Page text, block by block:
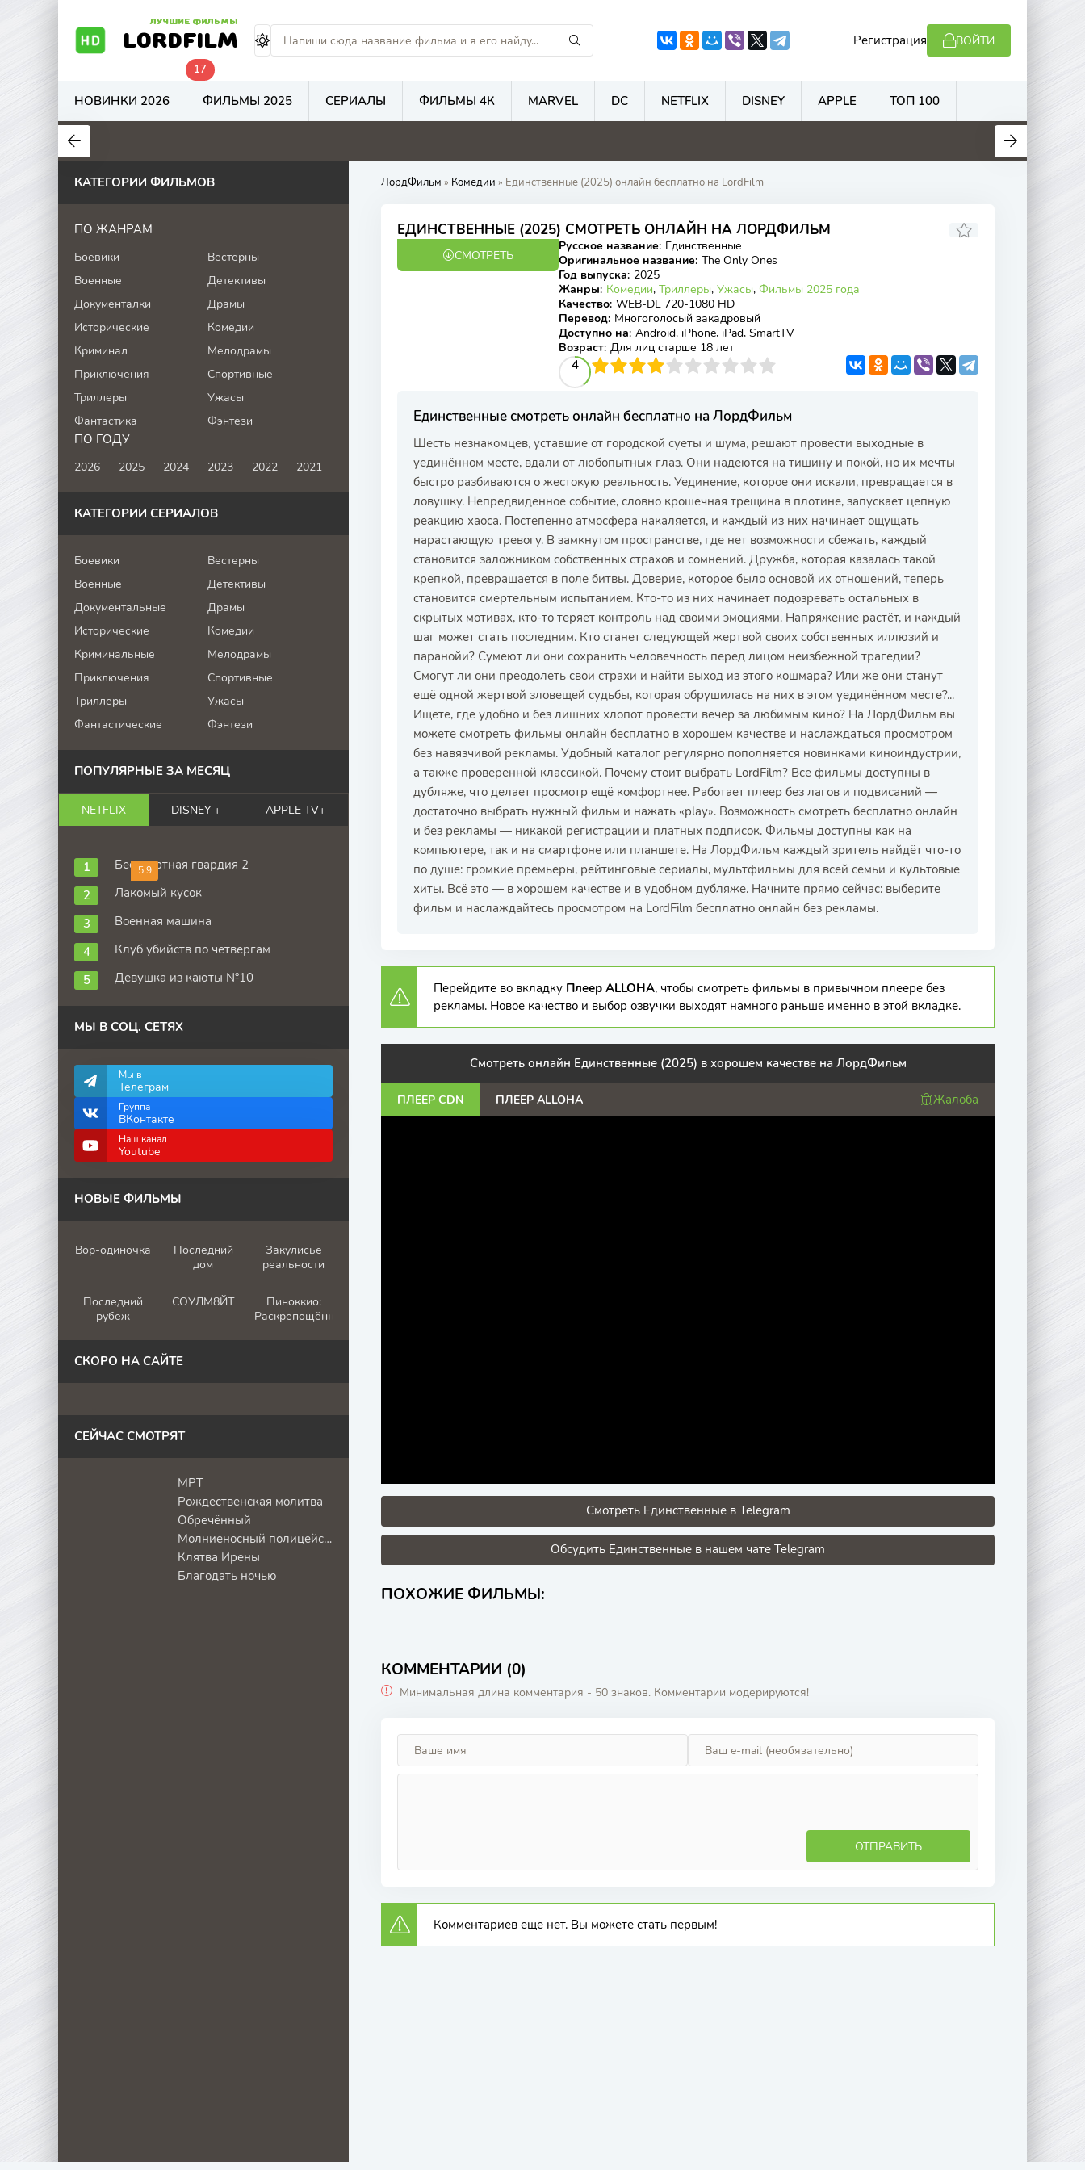
LORDFILM
ЛУЧШИЕ ФИЛЬМЫ
Регистрация ВОЙТИ
НОВИНКИ 2026
17
ФИЛЬМЫ 2025 СЕРИАЛЫ ФИЛЬМЫ 4К MARVEL DC NETFLIX DISNEY APPLE ТОП 100
0
ЛордФильм » Комедии » Единственные (2025) онлайн бесплатно на LordFilm
ЕДИНСТВЕННЫЕ (2025) СМОТРЕТЬ ОНЛАЙН НА ЛОРДФИЛЬМ
СМОТРЕТЬ
Русское название: Единственные
Оригинальное название: The Only Ones
Год выпуска: 2025
Жанры: Комедии, Триллеры, Ужасы, Фильмы 2025 года
Качество: WEB-DL 720-1080 HD
Перевод: Многоголосый закадровый
Доступно на: Android, iPhone, iPad, SmartTV
Возраст: Для лиц старше 18 лет
4
4 5 6 7 8 9 10
Единственные смотреть онлайн бесплатно на ЛордФильм
Шесть незнакомцев, уставшие от городской суеты и шума, решают провести выходные в
уединённом месте, вдали от любопытных глаз. Они надеются на тишину и покой, но их мечты
быстро разбиваются о жестокую реальность. Уединение, которое они искали, превращается в
ловушку. Непредвиденное событие, словно крошечная трещина в плотине, запускает цепную
реакцию хаоса. Постепенно атмосфера накаляется, и каждый из них начинает ощущать
нарастающую тревогу. В замкнутом пространстве, где нет возможности сбежать, каждый
становится заложником собственных страхов и сомнений. Дружба, которая казалась такой
крепкой, превращается в поле битвы. Доверие, которое было основой их отношений, теперь
становится смертельным испытанием. Кто-то из них начинает подозревать остальных в
скрытых мотивах, кто-то теряет контроль над своими эмоциями. Напряжение растёт, и каждый
шаг может стать последним. Кто станет следующей жертвой своих собственных иллюзий и
паранойи? Сумеют ли они сохранить человечность перед лицом неизбежной трагедии?
Смогут ли они преодолеть свои страхи и найти выход из этого кошмара? Или же они станут
ещё одной жертвой зловещей судьбы, которая обрушилась на них в этом уединённом месте?...
Ищете, где удобно и без лишних хлопот провести вечер за любимым кино? На ЛордФильм вы
можете смотреть фильмы онлайн бесплатно в хорошем качестве и наслаждаться просмотром
без навязчивой рекламы. Удобный каталог регулярно пополняется новинками киноиндустрии,
а также проверенной классикой. Почему стоит выбрать LordFilm? Все фильмы доступны в
дубляже, что делает просмотр ещё комфортнее. Работает плеер без лагов и подвисаний —
достаточно выбрать нужный фильм и нажать «play». Возможность смотреть бесплатно онлайн
и без рекламы — никакой регистрации и платных подписок. Фильмы доступны как на
компьютере, так и на смартфоне или планшете. На ЛордФильм каждый зритель найдёт что-то
по душе: громкие премьеры, рейтинговые сериалы, мультфильмы для всей семьи и культовые
хиты. Всё это — в хорошем качестве и в удобном дубляже. Начните прямо сейчас: выберите
фильм и наслаждайтесь просмотром на LordFilm бесплатно онлайн без рекламы.
Перейдите во вкладку Плеер ALLOHA, чтобы смотреть фильмы в привычном плеере без
рекламы. Новое качество и выбор озвучки выходят намного раньше именно в этой вкладке.
Смотреть онлайн Единственные (2025) в хорошем качестве на ЛордФильм
ПЛЕЕР CDN ПЛЕЕР ALLOHA Жалоба
Смотреть Единственные в Telegram
Обсудить Единственные в нашем чате Telegram
ПОХОЖИЕ ФИЛЬМЫ:
КОММЕНТАРИИ (0)
Минимальная длина комментария - 50 знаков. Комментарии модерируются!
ОТПРАВИТЬ
Комментариев еще нет. Вы можете стать первым!
КАТЕГОРИИ ФИЛЬМОВ
ПО ЖАНРАМ
Боевики
Вестерны
Военные
Детективы
Документалки
Драмы
Исторические
Комедии
Криминал
Мелодрамы
Приключения
Спортивные
Триллеры
Ужасы
Фантастика
Фэнтези
ПО ГОДУ
2026 2025 2024 2023 2022 2021
КАТЕГОРИИ СЕРИАЛОВ
Боевики
Вестерны
Военные
Детективы
Документальные
Драмы
Исторические
Комедии
Криминальные
Мелодрамы
Приключения
Спортивные
Триллеры
Ужасы
Фантастические
Фэнтези
ПОПУЛЯРНЫЕ ЗА МЕСЯЦ
NETFLIX DISNEY + APPLE TV+
5.9
Бессмертная гвардия 2
Лакомый кусок
Военная машина
Клуб убийств по четвергам
Девушка из каюты №10
МЫ В СОЦ. СЕТЯХ
Мы в
Телеграм
Группа
ВКонтакте
Наш канал
Youtube
НОВЫЕ ФИЛЬМЫ
Вор-одиночка
Последний
дом
Закулисье
реальности
Последний
рубеж
СОУЛМ8ЙТ
Пиноккио:
Раскрепощённый
СКОРО НА САЙТЕ
СЕЙЧАС СМОТРЯТ
МРТ
Рождественская молитва
Обречённый
Молниеносный полицейский
Клятва Ирены
Благодать ночью